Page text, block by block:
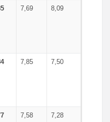
7,69 8,09
7,85 7,50
7,58 7,28